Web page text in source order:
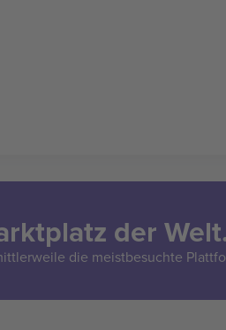
der
die meistbesuchte